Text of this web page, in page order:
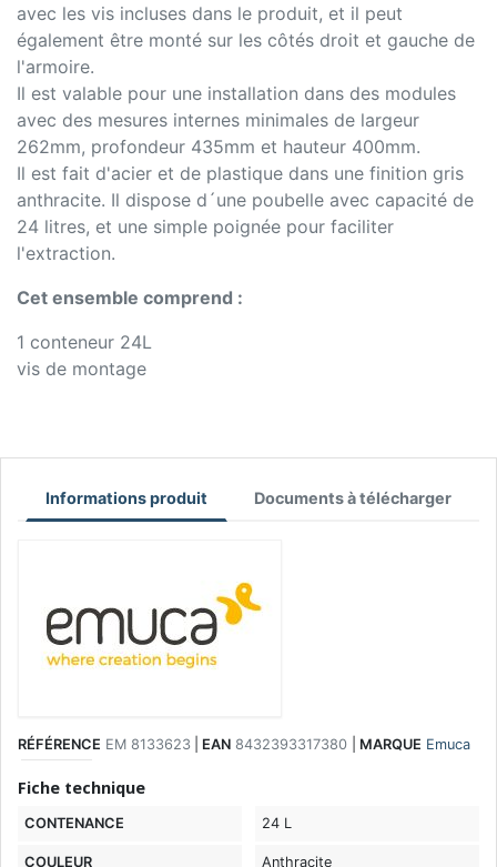
avec les vis incluses dans le produit, et il peut
également être monté sur les côtés droit et gauche de
l'armoire.
Il est valable pour une installation dans des modules
avec des mesures internes minimales de largeur
262mm, profondeur 435mm et hauteur 400mm.
Il est fait d'acier et de plastique dans une finition gris
anthracite. Il dispose d´une poubelle avec capacité de
24 litres, et une simple poignée pour faciliter
l'extraction.
Cet ensemble comprend :
1 conteneur 24L
vis de montage
Informations produit Documents à télécharger
RÉFÉRENCE EM 8133623 EAN 8432393317380 MARQUE Emuca
Fiche technique
CONTENANCE 24 L
COULEUR Anthracite